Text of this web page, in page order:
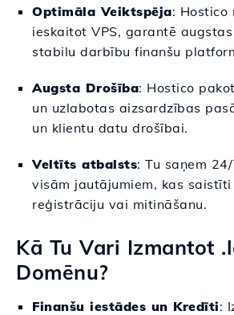
Optimāla Veiktspēja: Hostico
ieskaitot VPS, garantē
stabilu darbību finanšu
Augsta Drošība: Hostico
un uzlabotas aizsardzības
un klientu datu drošībai.
Veltīts atbalsts: Tu saņem
visām jautājumiem, kas saistīti
reģistrāciju vai mitināšanu.
Kā Tu Vari Izmantot
Domēnu?
Finanšu iestādes un Kredīti: